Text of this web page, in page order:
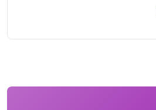
尤其是海外号码网用户，选择合